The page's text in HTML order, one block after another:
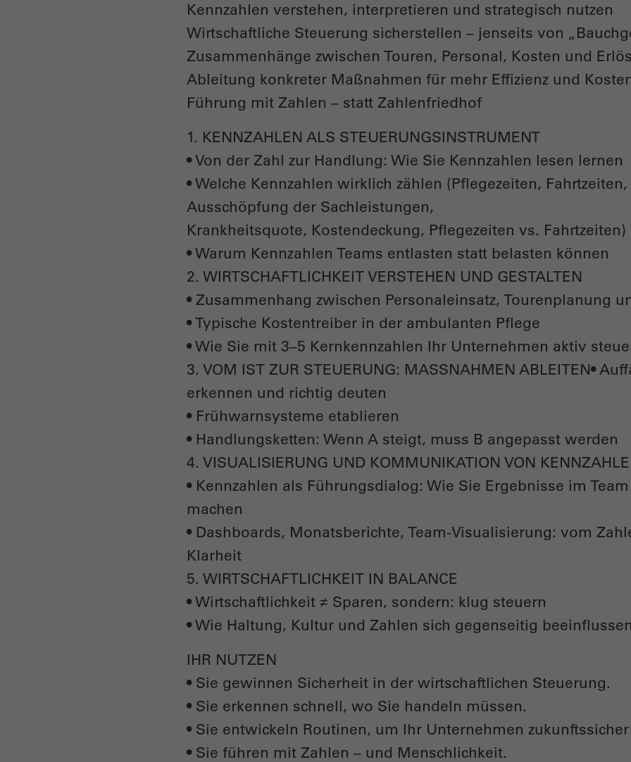
Kennzahlen verstehen, interpretieren und strategisch nutzen
Wirtschaftliche Steuerung sicherstellen – jenseits von
Zusammenhänge zwischen Touren, Personal, Kosten und
Ableitung konkreter Maßnahmen für mehr Effizienz und
Führung mit Zahlen – statt Zahlenfriedhof
1. KENNZAHLEN ALS STEUERUNGSINSTRUMENT
• Von der Zahl zur Handlung: Wie Sie Kennzahlen lesen lernen
• Welche Kennzahlen wirklich zählen (Pflegezeiten,
Ausschöpfung der Sachleistungen,
Krankheitsquote, Kostendeckung, Pflegezeiten vs. Fahrtzeiten)
• Warum Kennzahlen Teams entlasten statt belasten können
2. WIRTSCHAFTLICHKEIT VERSTEHEN UND GESTALTEN
• Zusammenhang zwischen Personaleinsatz, Tourenplanung
• Typische Kostentreiber in der ambulanten Pflege
• Wie Sie mit 3–5 Kernkennzahlen Ihr Unternehmen aktiv
3. VOM IST ZUR STEUERUNG: MASSNAHMEN ABLEITEN•
erkennen und richtig deuten
• Frühwarnsysteme etablieren
• Handlungsketten: Wenn A steigt, muss B angepasst werden
4. VISUALISIERUNG UND KOMMUNIKATION VON
• Kennzahlen als Führungsdialog: Wie Sie Ergebnisse im
machen
• Dashboards, Monatsberichte, Team-Visualisierung: vom
Klarheit
5. WIRTSCHAFTLICHKEIT IN BALANCE
• Wirtschaftlichkeit ≠ Sparen, sondern: klug steuern
• Wie Haltung, Kultur und Zahlen sich gegenseitig
IHR NUTZEN
• Sie gewinnen Sicherheit in der wirtschaftlichen Steuerung.
• Sie erkennen schnell, wo Sie handeln müssen.
• Sie entwickeln Routinen, um Ihr Unternehmen
• Sie führen mit Zahlen – und Menschlichkeit.